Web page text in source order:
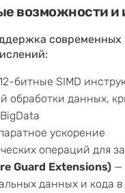
возможности и
битные SIMD
обработки данных,
ускорение
операций для
Guard Extensions) —
данных и кода